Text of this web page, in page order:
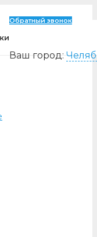
Обратный звонок
Ваш город: